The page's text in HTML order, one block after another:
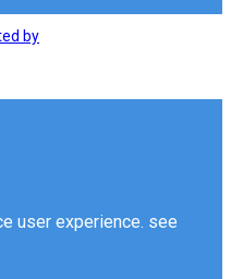
by
user experience. see